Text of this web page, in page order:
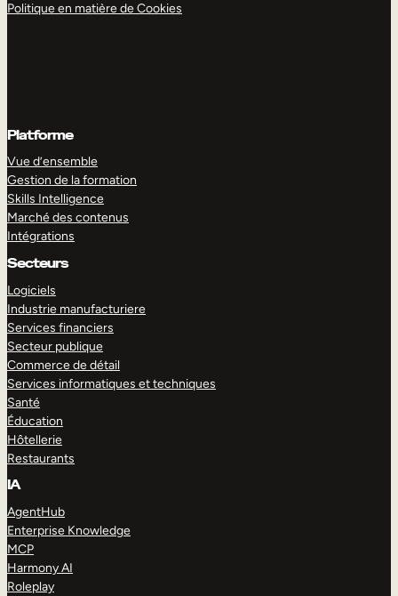
Politique en matière de Cookies
Platforme
Vue d’ensemble
Gestion de la formation
Skills Intelligence
Marché des contenus
Intégrations
Secteurs
Logiciels
Industrie manufacturiere
Services financiers
Secteur publique
Commerce de détail
Services informatiques et techniques
Santé
Éducation
Hôtellerie
Restaurants
IA
AgentHub
Enterprise Knowledge
MCP
Harmony AI
Roleplay